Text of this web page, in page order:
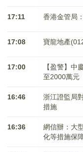
17:11 香港金管局
17:08 寶龍地產
17:00
【盈警】中
至2000萬元
16:46
浙江證監局
措施
16:36
網信辦：大
化等措施保